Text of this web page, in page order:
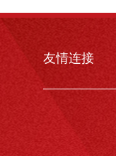
友情连接